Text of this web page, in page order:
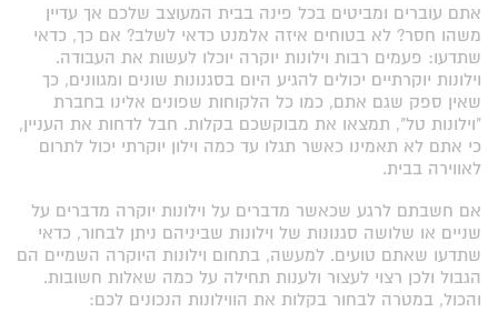
אתם עוברים ומביטים בכל פינה בבית המעוצב שלכם אך עדיין
משהו חסר? לא בטוחים איזה אלמנט כדאי לשלב? אם כך, כדאי
שתדעו: פעמים רבות וילונות יוקרה יוכלו לעשות את העבודה.
וילונות יוקרתיים יכולים להגיע היום בסגנונות שונים ומגוונים, כך
שאין ספק שגם אתם, כמו כל הלקוחות שפונים אלינו בחברת
"וילונות טל", תמצאו את מבוקשכם בקלות. חבל לדחות את העניין,
כי אתם לא תאמינו כאשר תגלו עד כמה וילון יוקרתי יכול לתרום
לאווירה בבית.
אם חשבתם לרגע שכאשר מדברים על וילונות יוקרה מדברים על
שניים או שלושה סגנונות של וילונות שביניהם ניתן לבחור, כדאי
שתדעו שאתם טועים. למעשה, בתחום וילונות היוקרה השמיים הם
הגבול ולכן רצוי לעצור ולענות תחילה על כמה שאלות חשובות.
והכול, במטרה לבחור בקלות את הווילונות הנכונים לכם: